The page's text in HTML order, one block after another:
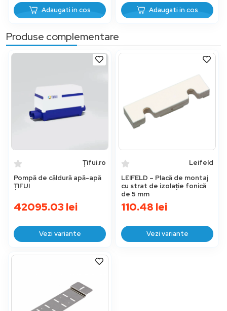
Adaugati in cos Adaugati in cos
Produse complementare
Țifui.ro
Pompă de căldură apă-apă
ȚIFUI
42095.03lei
Vezi variante
Leifeld
LEIFELD – Placă de montaj
cu strat de izolație fonică
de 5 mm
110.48 lei
Vezi variante